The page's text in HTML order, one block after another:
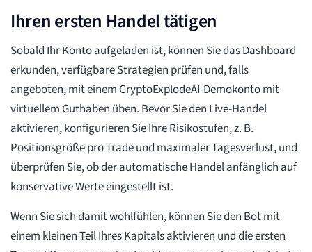
Ihren ersten Handel tätigen
Sobald Ihr Konto aufgeladen ist, können Sie das Dashboard
erkunden, verfügbare Strategien prüfen und, falls
angeboten, mit einem CryptoExplodeAI-Demokonto mit
virtuellem Guthaben üben. Bevor Sie den Live-Handel
aktivieren, konfigurieren Sie Ihre Risikostufen, z. B.
Positionsgröße pro Trade und maximaler Tagesverlust, und
überprüfen Sie, ob der automatische Handel anfänglich auf
konservative Werte eingestellt ist.
Wenn Sie sich damit wohlfühlen, können Sie den Bot mit
einem kleinen Teil Ihres Kapitals aktivieren und die ersten